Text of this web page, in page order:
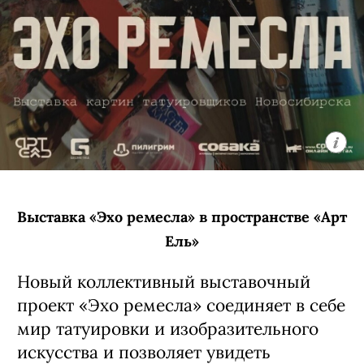
годов благодаря участию в проекте
«Фабрика звезд» и группе «Корни».
Позже он выбрал самостоятельный
путь и основал проект ARTEMIEV.
За пятнадцать лет коллектив прошел
путь от камерного инди-рока
к сложному звучанию, сочетающему
глубокой, атмосферной музыки
с точной и эмоциональной лирикой.
6 августа, 20:00 (сбор гостей с 19:00)
Кино-кафе «Премьера»